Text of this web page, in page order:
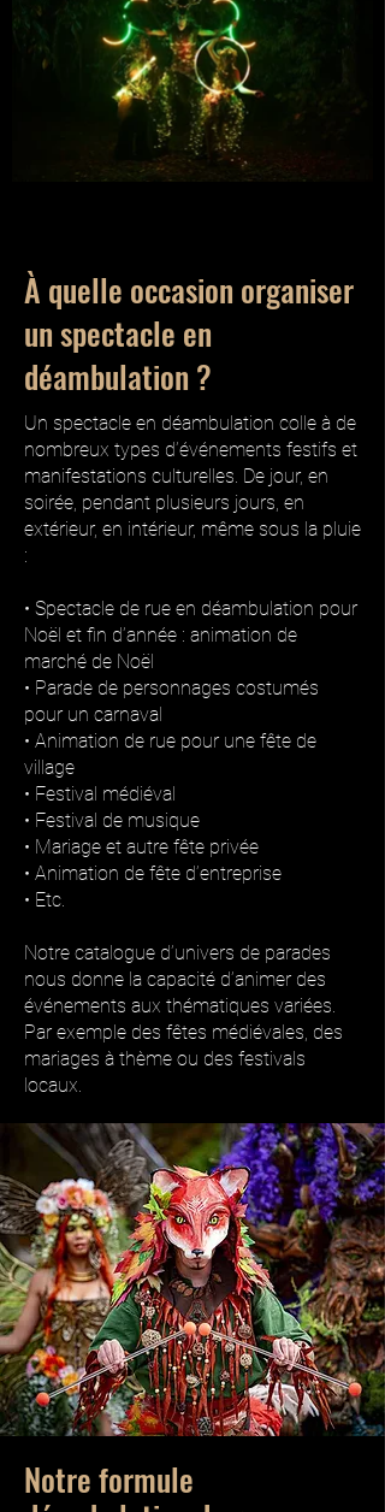
À quelle occasion organiser
un spectacle en
déambulation ?
Un spectacle en déambulation colle à de
nombreux types d’événements festifs et
manifestations culturelles. De jour, en
soirée, pendant plusieurs jours, en
extérieur, en intérieur, même sous la pluie
:
• Spectacle de rue en déambulation pour
Noël et fin d’année : animation de
marché de Noël
• Parade de personnages costumés
pour un carnaval
• Animation de rue pour une fête de
village
• Festival médiéval
• Festival de musique
• Mariage et autre fête privée
• Animation de fête d’entreprise
• Etc.
Notre catalogue d’univers de parades
nous donne la capacité d’animer des
événements aux thématiques variées.
Par exemple des fêtes médiévales, des
mariages à thème ou des festivals
locaux.
Notre formule